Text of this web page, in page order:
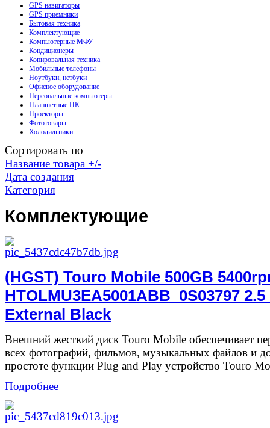
GPS навигаторы
GPS приемники
Бытовая техника
Комплектующие
Компьютерные МФУ
Кондиционеры
Копировальная техника
Мобильные телефоны
Ноутбуки, нетбуки
Офисное оборудование
Персональные компьютеры
Планшетные ПК
Проекторы
Фототовары
Холодильники
Сортировать по
Название товара +/-
Дата создания
Категория
Комплектующие
(HGST) Touro Mobile 500GB
HTOLMU3EA5001ABB_0S03797 2.5
External Black
Внешний жесткий диск Touro Mobile обеспечивает
всех фотографий, фильмов, музыкальных файлов и
простоте функции Plug and Play устройство Touro
Подробнее